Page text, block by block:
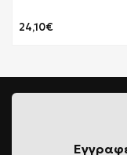
24,10€